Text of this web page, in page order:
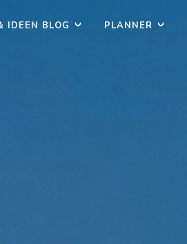
IDEEN BLOG PLANNER